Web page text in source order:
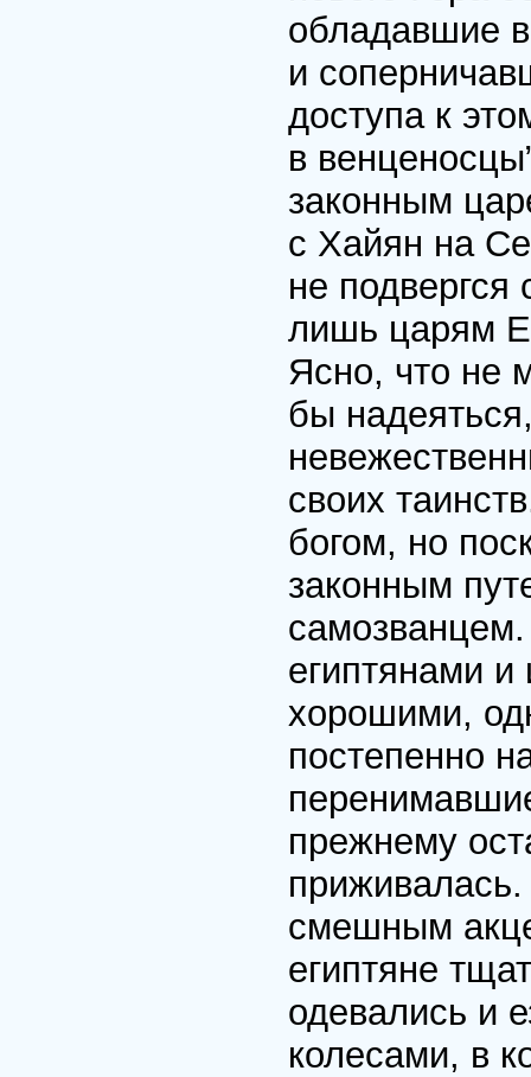
обладавшие
и
доступа к
в
законным
с Хайян на
не подвергся
лишь царям
Ясно, что не
бы
своих
богом, но
законным
египтянами
хорошими,
постепенно
прежнему
приживалась.
смешным
египтяне
одевались и
колесами, в